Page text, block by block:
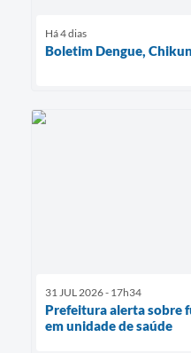
Há 4 dias
Boletim Dengue,
31 JUL 2026 - 17h34
Prefeitura alerta sobre
em unidade de saúde